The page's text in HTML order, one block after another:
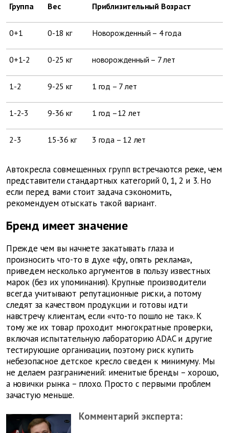
Группа Вес Приблизительный Возраст
0+1 0-18 кг Новорожденный – 4 года
0+1-2 0-25 кг новорожденный – 7 лет
1-2 9-25 кг 1 год – 7 лет
1-2-3 9-36 кг 1 год –12 лет
2-3 15-36 кг 3 года – 12 лет
Автокресла совмещенных групп встречаются реже, чем
представители стандартных категорий 0, 1, 2 и 3. Но
если перед вами стоит задача сэкономить,
рекомендуем отыскать такой вариант.
Бренд имеет значение
Прежде чем вы начнете закатывать глаза и
произносить что-то в духе «фу, опять реклама»,
приведем несколько аргументов в пользу известных
марок (без их упоминания). Крупные производители
всегда учитывают репутационные риски, а потому
следят за качеством продукции и готовы идти
навстречу клиентам, если «что-то пошло не так». К
тому же их товар проходит многократные проверки,
включая испытательную лабораторию ADAC и другие
тестирующие организации, поэтому риск купить
небезопасное детское кресло сведен к минимуму. Мы
не делаем разграничений: именитые бренды – хорошо,
а новички рынка – плохо. Просто с первыми проблем
зачастую меньше.
Комментарий эксперта: